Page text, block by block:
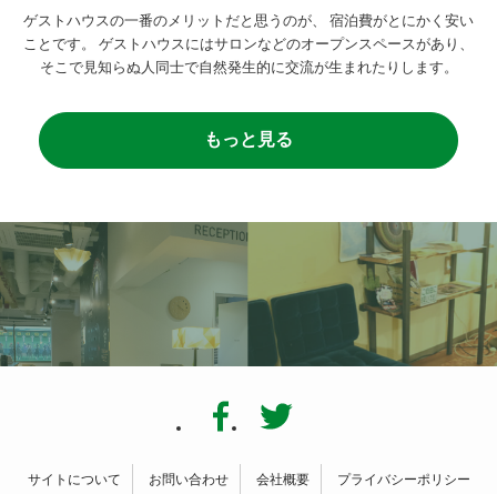
ゲストハウスの一番のメリットだと思うのが、
宿泊費がとにかく安い
ことです。
ゲストハウスにはサロンなどのオープンスペースがあり、
そこで見知らぬ人同士で自然発生的に交流が生まれたりします。
もっと見る
サイトについて お問い合わせ 会社概要 プライバシーポリシー